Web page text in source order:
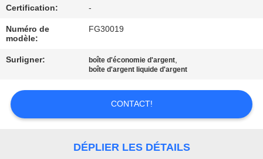
CONTACTEZ-
NOUS
DEMANDEZ
UNE
CITATION
Certification: -
Numéro de
modèle:
FG30019
Surligner: boîte d'économie d'argent,
boîte d'argent liquide d'argent
CONTACT!
DÉPLIER LES DÉTAILS